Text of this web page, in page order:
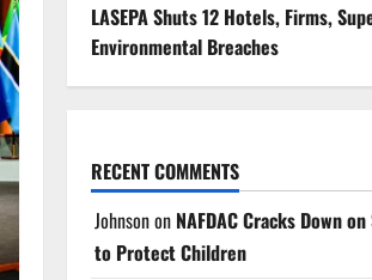
LASEPA Shuts 12 Hotels, Firms,
Environmental Breaches
RECENT COMMENTS
Johnsonon NAFDAC Cracks Down
to Protect Children